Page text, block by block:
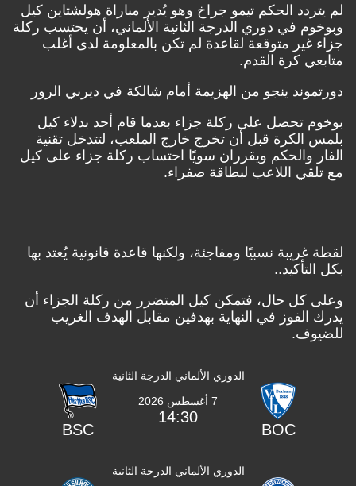
لم يتردد الحكم تيمو جراخ وهو يُدير مباراة هولشتاين كيل
وبوخوم في دوري الدرجة الثانية الألماني، أن يحتسب ركلة
جزاء غير متوقعة لقاعدة لم تكن بالمعلومة لدى أغلب
متابعي كرة القدم.
دورتموند ينجو من الهزيمة أمام شالكة في ديربي الرور
بوخوم تحصل على ركلة جزاء بعدما قام أحد بدلاء كيل
بلمس الكرة قبل أن تخرج خارج الملعب، لتتدخل تقنية
الفار والحكم ويقرران سويًا احتساب ركلة جزاء على كيل
مع تلقي اللاعب لبطاقة صفراء.
لقطة غريبة نسبيًا ومفاجئة، ولكنها قاعدة قانونية يُعتد بها
بكل التأكيد..
وعلى كل حال، فتمكن كيل المتضرر من ركلة الجزاء أن
يدرك الفوز في النهاية بهدفين مقابل الهدف الغريب
للضيوف.
الدوري الألماني الدرجة الثانية
BOC
7 أغسطس 2026
14:30
BSC
الدوري الألماني الدرجة الثانية